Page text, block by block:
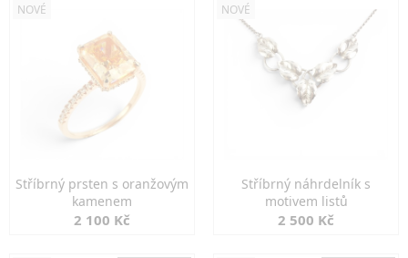
NOVÉ
Stříbrný prsten s oranžovým
kamenem
2 100 Kč
NOVÉ
Stříbrný náhrdelník s
motivem listů
2 500 Kč